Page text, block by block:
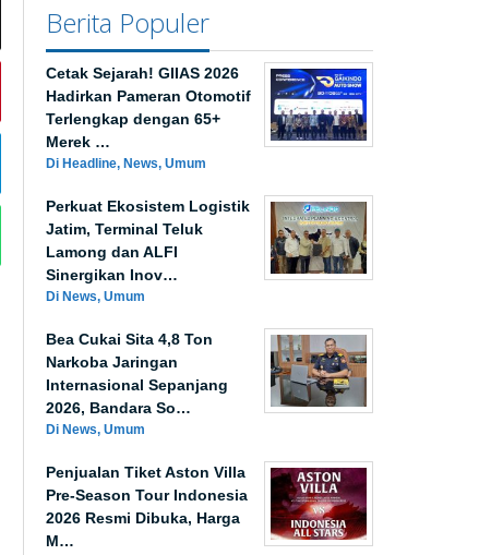
Berita Populer
Cetak Sejarah! GIIAS 2026
Hadirkan Pameran Otomotif
Terlengkap dengan 65+
Merek …
Di Headline, News, Umum
Perkuat Ekosistem Logistik
Jatim, Terminal Teluk
Lamong dan ALFI
Sinergikan Inov…
Di News, Umum
Bea Cukai Sita 4,8 Ton
Narkoba Jaringan
Internasional Sepanjang
2026, Bandara So…
Di News, Umum
Penjualan Tiket Aston Villa
Pre-Season Tour Indonesia
2026 Resmi Dibuka, Harga
M…